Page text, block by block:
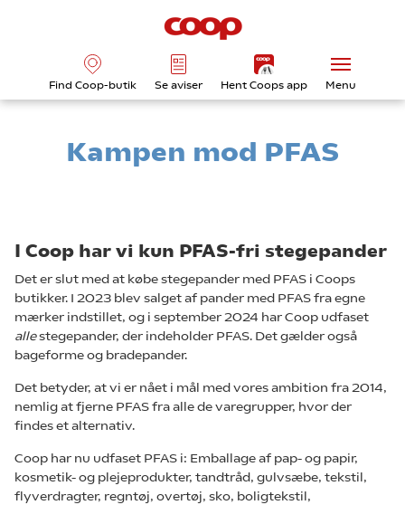
Find Coop-butik Se aviser Hent Coops app Menu
Kampen mod PFAS
I Coop har vi kun PFAS-fri stegepander
Det er slut med at købe stegepander med PFAS i Coops
butikker. I 2023 blev salget af pander med PFAS fra egne
mærker indstillet, og i september 2024 har Coop udfaset
allestegepander, der indeholder PFAS. Det gælder også
bageforme og bradepander.
Det betyder, at vi er nået i mål med vores ambition fra 2014,
nemlig at fjerne PFAS fra alle de varegrupper, hvor der
findes et alternativ.
Coop har nu udfaset PFAS i: Emballage af pap- og papir,
kosmetik- og plejeprodukter, tandtråd, gulvsæbe, tekstil,
flyverdragter, regntøj, overtøj, sko, boligtekstil,